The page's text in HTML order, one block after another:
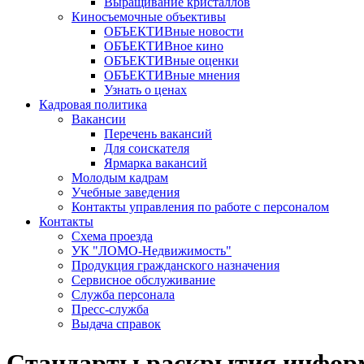
Киносъемочные объективы
ОБЪЕКТИВные новости
ОБЪЕКТИВное кино
ОБЪЕКТИВные оценки
ОБЪЕКТИВные мнения
Узнать о ценах
Кадровая политика
Вакансии
Перечень вакансий
Для соискателя
Ярмарка вакансий
Молодым кадрам
Учебные заведения
Контакты управления по работе с персоналом
Контакты
Схема проезда
УК "ЛОМО-Недвижимость"
Продукция гражданского назначения
Сервисное обслуживание
Служба персонала
Пресс-служба
Выдача справок